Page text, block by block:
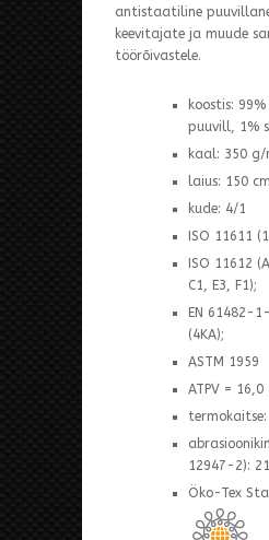
antistaatiline
keevitajate ja muude
töörõivastele.
koostis:
puuvill, 1%
kaal: 350 g/
laius: 150 cm
kude: 4/1
ISO 11611
ISO 11612
C1, E3, F1);
EN 61482-
(4KA);
ASTM 1959
ATPV =
termokaitse:
12947-2):
Öko-Tex